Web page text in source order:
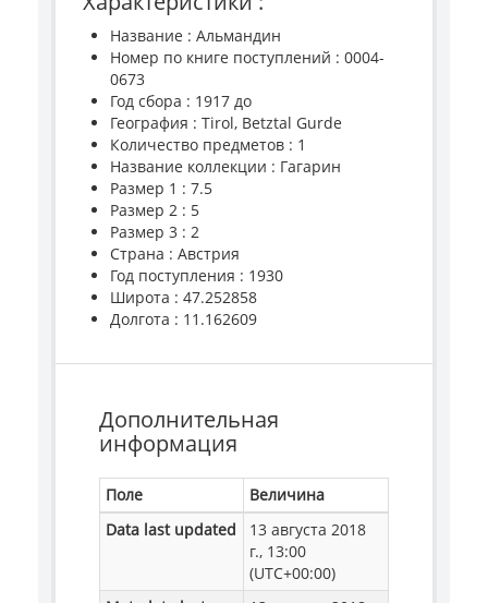
Название : Альмандин
Номер по книге поступлений : 0004-
0673
Год сбора : 1917 до
География : Tirol, Betztal Gurde
Количество предметов : 1
Название коллекции : Гагарин
Размер 1 : 7.5
Размер 2 : 5
Размер 3 : 2
Страна : Австрия
Год поступления : 1930
Широта : 47.252858
Долгота : 11.162609
Дополнительная
информация
Поле
Величина
Data last updated
13 августа 2018
г., 13:00
(UTC+00:00)